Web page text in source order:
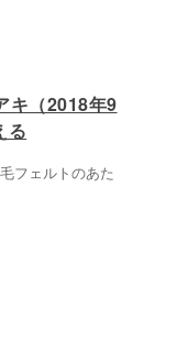
キ（2018年9
る
フェルトのあた